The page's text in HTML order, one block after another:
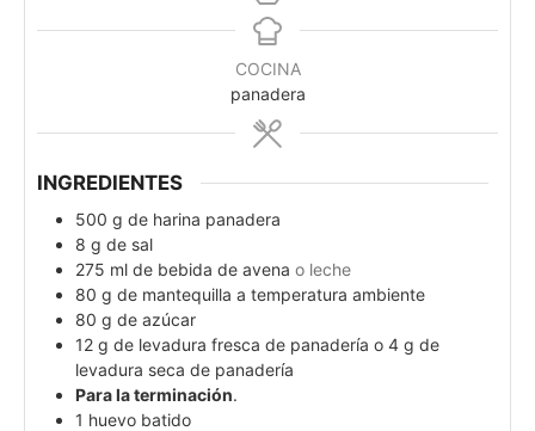
COCINA
panadera
INGREDIENTES
500 g de harina panadera
8 g de sal
275 ml de bebida de avena o leche
80 g de mantequilla a temperatura ambiente
80 g de azúcar
12 g de levadura fresca de panadería o 4 g de
levadura seca de panadería
Para la terminación.
1 huevo batido